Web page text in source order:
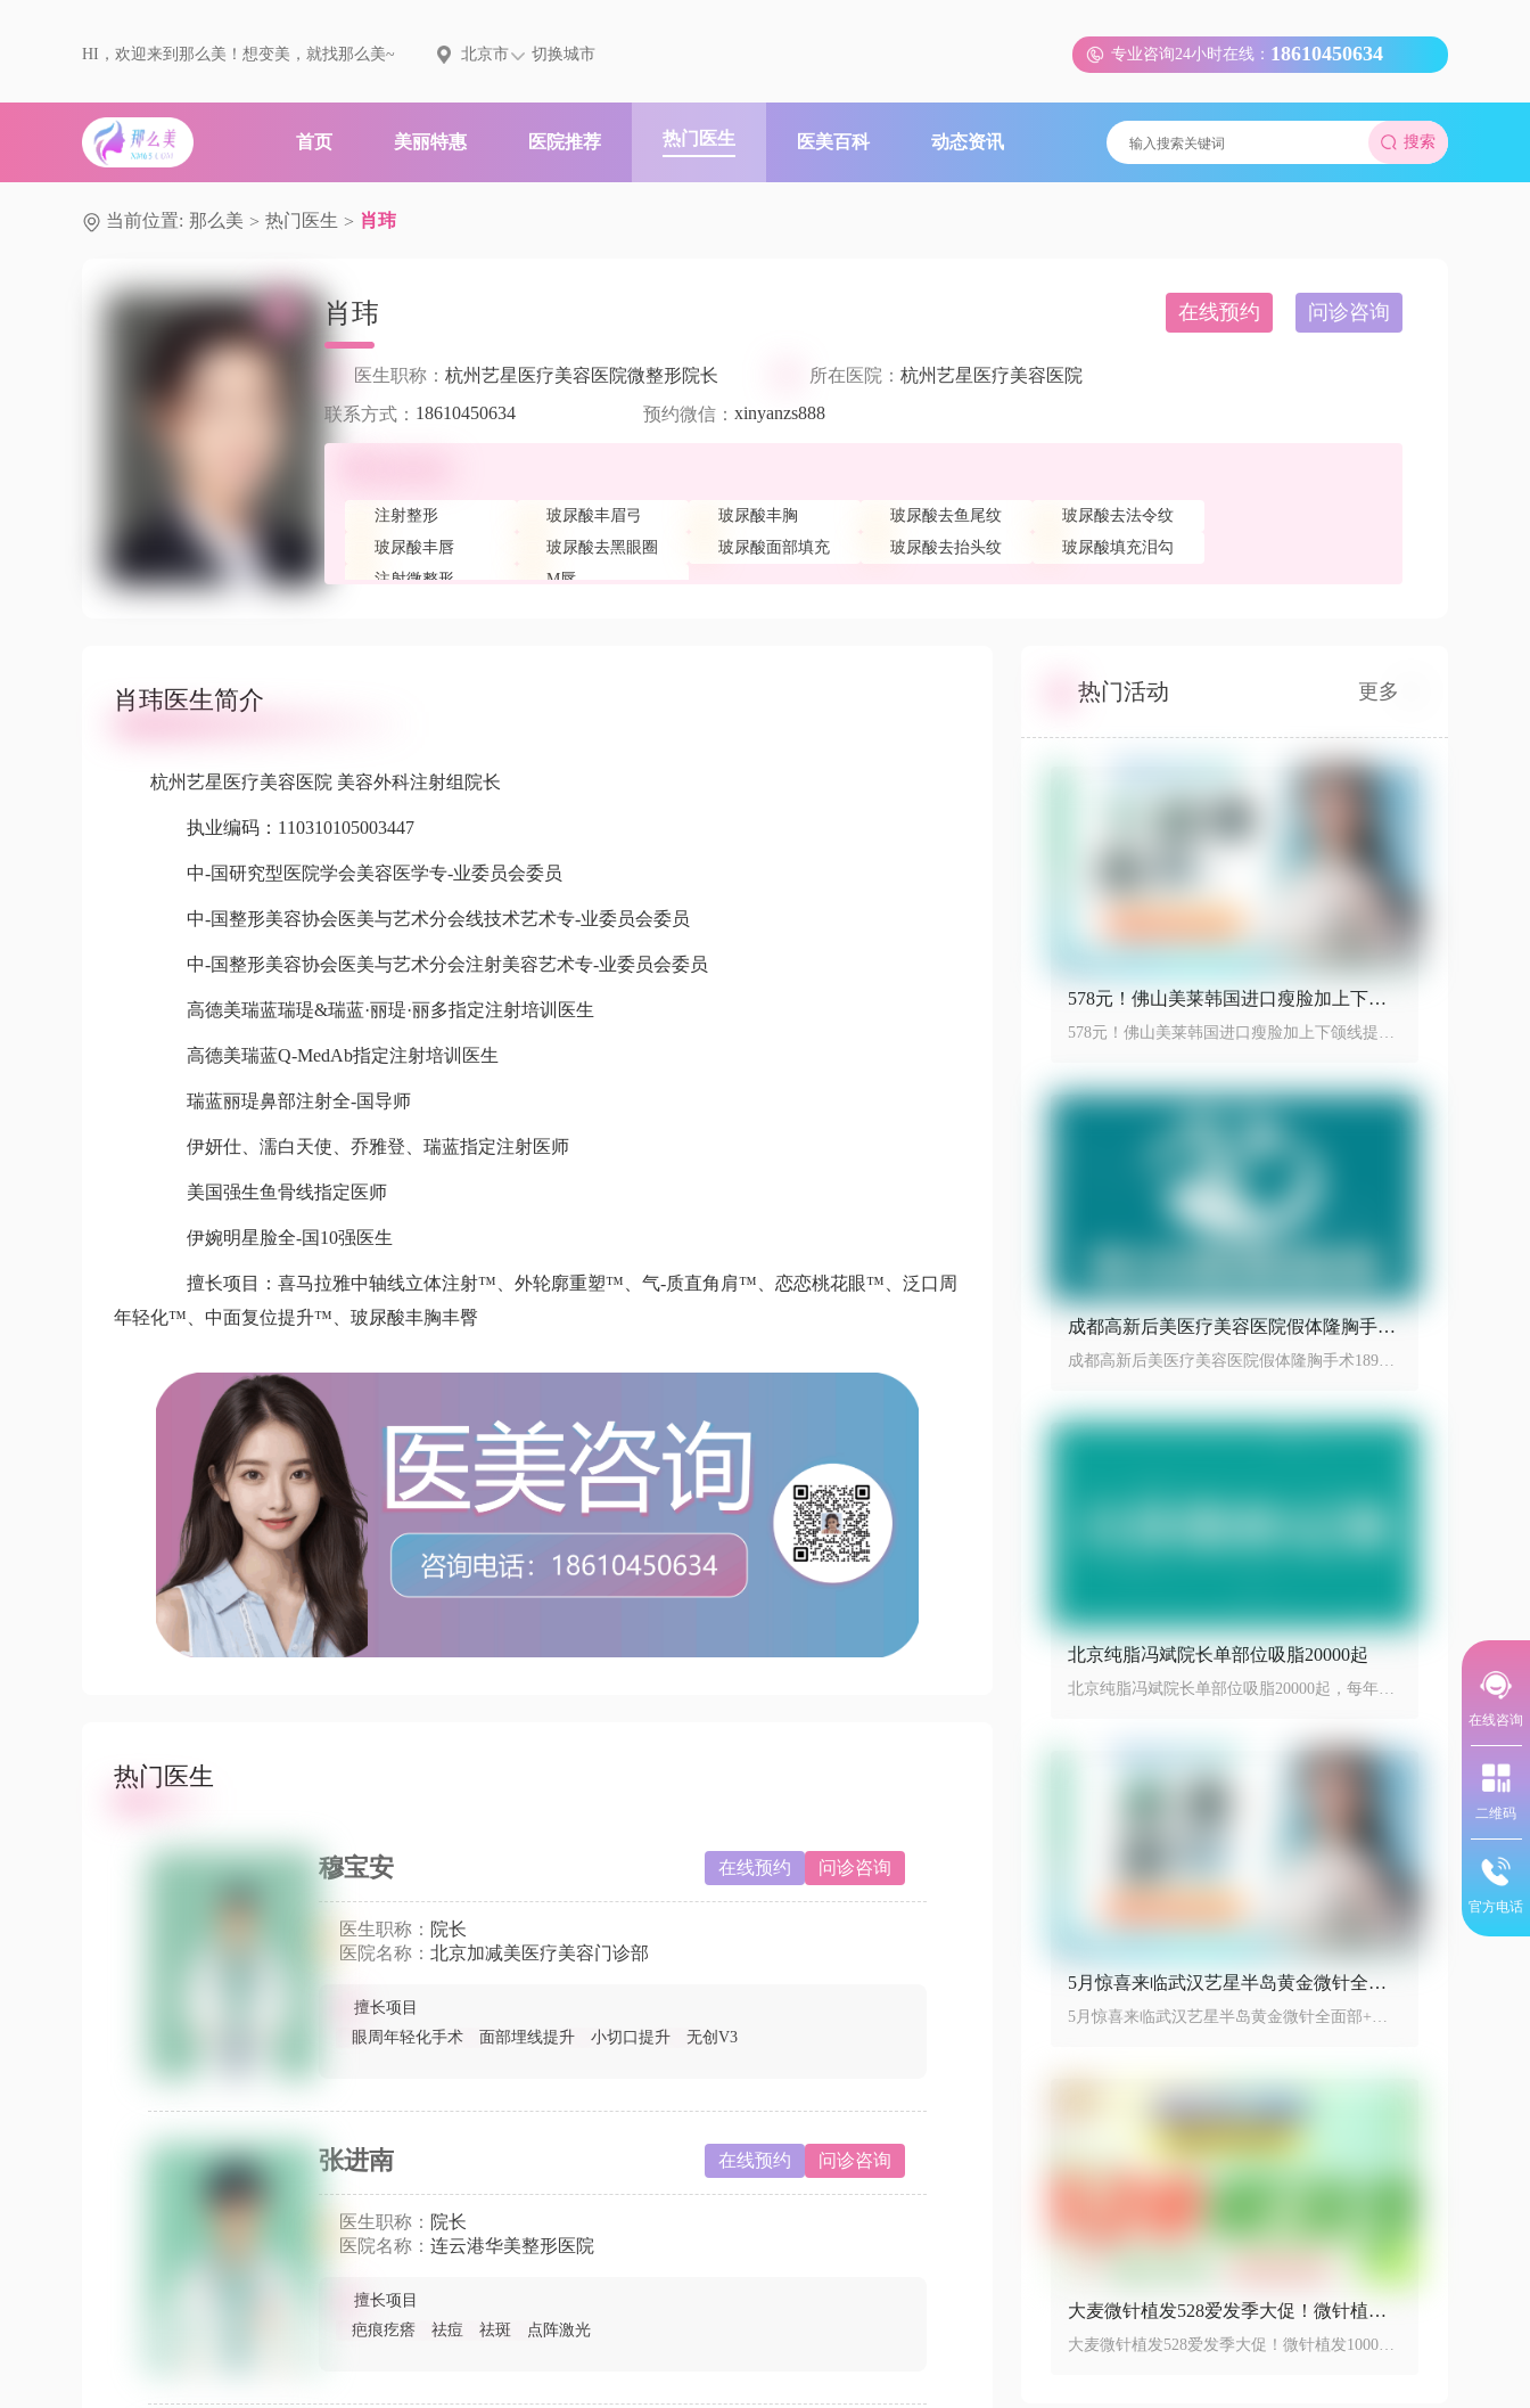
HI，欢迎来到那么美！想变美，就找那么美~ 北京市 切换城市 专业咨询24小时在线： 18610450634
首页 美丽特惠 医院推荐 热门医生 医美百科 动态资讯 搜索
当前位置: 那么美 > 热门医生 > 肖玮
肖玮 在线预约 问诊咨询
医生职称： 杭州艺星医疗美容医院微整形院长 所在医院： 杭州艺星医疗美容医院
联系方式： 18610450634 预约微信： xinyanzs888
注射整形 玻尿酸丰眉弓 玻尿酸丰胸 玻尿酸去鱼尾纹
玻尿酸去法令纹
玻尿酸丰唇
玻尿酸去黑眼圈 玻尿酸面部填充 玻尿酸去抬头纹
玻尿酸填充泪勾
注射微整形
M唇
肖玮医生简介
杭州艺星医疗美容医院 美容外科注射组院长
执业编码：110310105003447
中-国研究型医院学会美容医学专-业委员会委员
中-国整形美容协会医美与艺术分会线技术艺术专-业委员会委员
中-国整形美容协会医美与艺术分会注射美容艺术专-业委员会委员
高德美瑞蓝瑞瑅&瑞蓝·丽瑅·丽多指定注射培训医生
高德美瑞蓝Q-MedAb指定注射培训医生
瑞蓝丽瑅鼻部注射全-国导师
伊妍仕、濡白天使、乔雅登、瑞蓝指定注射医师
美国强生鱼骨线指定医师
伊婉明星脸全-国10强医生
擅长项目：喜马拉雅中轴线立体注射™、外轮廓重塑™、气-质直角肩™、恋恋桃花眼™、泛口周
年轻化™、中面复位提升™、玻尿酸丰胸丰臀
热门医生
穆宝安 在线预约 问诊咨询
医生职称： 院长
医院名称： 北京加减美医疗美容门诊部
擅长项目
眼周年轻化手术
面部埋线提升 小切口提升 无创V3
张进南 在线预约 问诊咨询
医生职称： 院长
医院名称： 连云港华美整形医院
擅长项目
疤痕疙瘩
祛痘 祛斑 点阵激光
热门活动 更多
578元！佛山美莱韩国进口瘦脸加上下颌
线提升性价比之王
578元！佛山美莱韩国进口瘦脸加上下颌线提升
成都高新后美医疗美容医院假体隆胸手术
18999起
成都高新后美医疗美容医院假体隆胸手术18999
北京纯脂冯斌院长单部位吸脂20000起
北京纯脂冯斌院长单部位吸脂20000起，每年限
5月惊喜来临武汉艺星半岛黄金微针全面
部+舒敏之星低至899元
5月惊喜来临武汉艺星半岛黄金微针全面部+舒
大麦微针植发528爱发季大促！微针植发1
000单位活动价8999元~
大麦微针植发528爱发季大促！微针植发1000单
在线咨询
二维码
官方电话